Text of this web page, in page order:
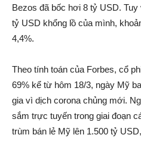
Bezos đã bốc hơi 8 tỷ USD.
tỷ USD khổng lồ của mình,
4,4%.
Theo tính toán của Forbes, cổ
69% kể từ hôm 1‌8/3, ngày Mỹ
gia vì dịc‌h corona chủng mới.
sắm trực tuyến trong giai đoạn
trùm bán lẻ Mỹ lên 1.500 tỷ